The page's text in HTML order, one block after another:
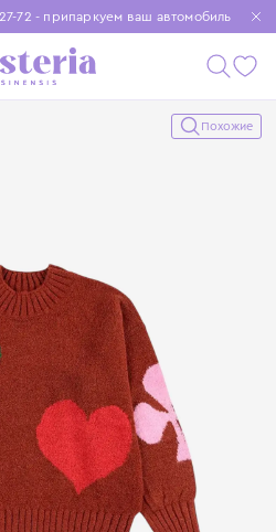
72 - припаркуем ваш автомобиль
при заказе от 15 000 ₽
покупки были еще удобнее
Похожие